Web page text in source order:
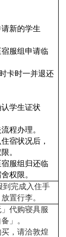
新的学生
服组申请临
卡时一并退还
学生证状
程办理。
宿状况后，
。
服组归还临
权限。
到完成入住手
置行李。
代购寝具服
」。
，请洽敦煌